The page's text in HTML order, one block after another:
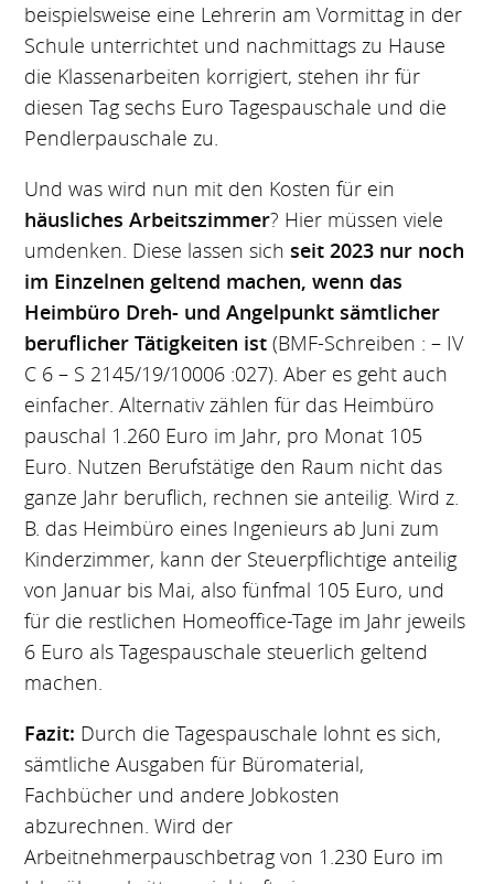
beispielsweise eine Lehrerin am Vormittag in der
Schule unterrichtet und nachmittags zu Hause
die Klassenarbeiten korrigiert, stehen ihr für
diesen Tag sechs Euro Tagespauschale und die
Pendlerpauschale zu.
Und was wird nun mit den Kosten für ein
häusliches Arbeitszimmer? Hier müssen viele
umdenken. Diese lassen sichseit 2023 nur noch
im Einzelnen geltend machen, wenn das
Heimbüro Dreh- und Angelpunkt sämtlicher
beruflicher Tätigkeiten ist (BMF-Schreiben : – IV
C 6 – S 2145/19/10006 :027). Aber es geht auch
einfacher. Alternativ zählen für das Heimbüro
pauschal 1.260 Euro im Jahr, pro Monat 105
Euro. Nutzen Berufstätige den Raum nicht das
ganze Jahr beruflich, rechnen sie anteilig. Wird z.
B. das Heimbüro eines Ingenieurs ab Juni zum
Kinderzimmer, kann der Steuerpflichtige anteilig
von Januar bis Mai, also fünfmal 105 Euro, und
für die restlichen Homeoffice-Tage im Jahr jeweils
6 Euro als Tagespauschale steuerlich geltend
machen.
Fazit: Durch die Tagespauschale lohnt es sich,
sämtliche Ausgaben für Büromaterial,
Fachbücher und andere Jobkosten
abzurechnen. Wird der
Arbeitnehmerpauschbetrag von 1.230 Euro im